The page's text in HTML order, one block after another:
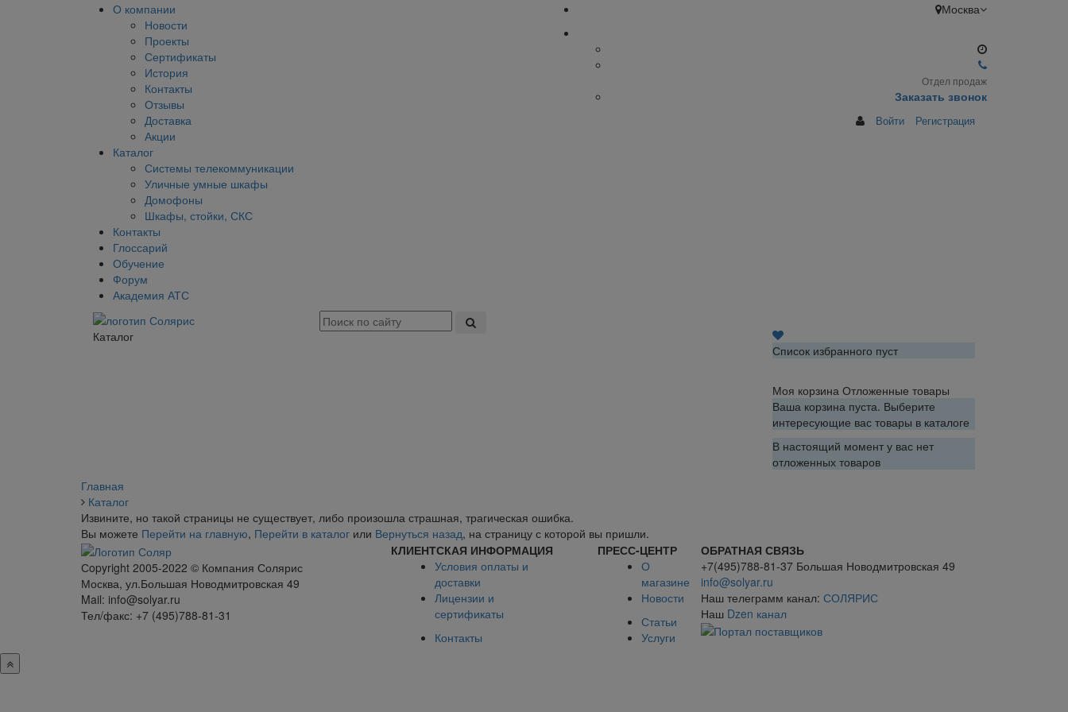
О компании
Новости
Проекты
Сертификаты
История
Контакты
Отзывы
Доставка
Акции
Каталог
Системы телекоммуникации
Уличные умные шкафы
Домофоны
Шкафы, стойки, СКС
Контакты
Глоссарий
Обучение
Форум
Академия АТС
Москва
Отдел продаж
Заказать звонок
Войти Регистрация
Каталог
Список избранного пуст
Моя корзина Отложенные товары
Ваша корзина пуста. Выберите
интересующие вас товары в каталоге
В настоящий момент у вас нет
отложенных товаров
Главная
Каталог
Извините, но такой страницы не существует, либо произошла страшная, трагическая ошибка.
Вы можете Перейти на главную, Перейти в каталог или Вернуться назад, на страницу с которой вы пришли.
Сopyright 2005-2022 © Компания Солярис
Москва, ул.Большая Новодмитровская 49
Mail: info@solyar.ru
Тел/факс: +7 (495)788-81-31
КЛИЕНТСКАЯ ИНФОРМАЦИЯ ПРЕСС-ЦЕНТР
ОБРАТНАЯ СВЯЗЬ
Условия оплаты и
доставки
Лицензии и
сертификаты
Контакты
О
магазине
Новости
Статьи
Услуги
+7(495)788-81-37 Большая Новодмитровская 49
info@solyar.ru
Наш телеграмм канал: СОЛЯРИС
Наш Dzen канал